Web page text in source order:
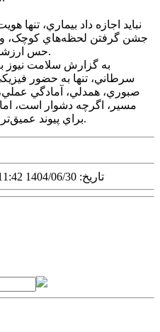
نبايد اجازه داد بيماري، تنها
جشن گرفتن لحظه‌هاي کوچک، و
حس ارزشمندي را در بيمار زنده نگه مي‌دارد.
به گزارش سلامت نيوز به
سرطاني، تنها به حضور
صبوري، همدلي، آمادگي
مسير، اگرچه دشوار است، اما
براي پيوند عميق‌تر خانواده و حتي رشد شخصي باشد.
تاریخ: 1404/06/30 11:42 ق.ظ |